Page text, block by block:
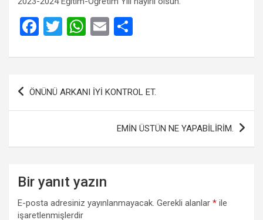
F
ce
b
o
T
tt
er
W
at
s
A
E
ail ar
e
Yazı
ÖNÜNÜ ARKANI İYİ KONTROL ET.
EMİN ÜSTÜN NE YAPABİLİRİM.
Bir yanıt yazın
E-posta adresiniz yayınlanmayacak. Gerekli alanlar * ile
işaretlenmişlerdir